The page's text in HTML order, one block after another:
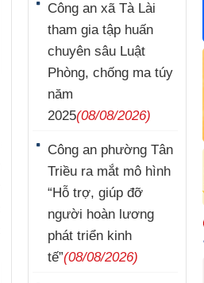
Công an xã Tà Lài
tham gia tập huấn
chuyên sâu Luật
Phòng, chống ma túy
năm
2025(08/08/2026)
Công an phường Tân
Triều ra mắt mô hình
“Hỗ trợ, giúp đỡ
người hoàn lương
phát triển kinh
tế”(08/08/2026)